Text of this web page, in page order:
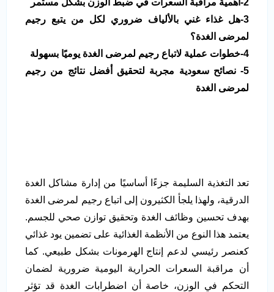
3-هل غذاء غني بالألياف ضروري لكل من يتبع رجيم
لمرضى الغدة؟
4-خطوات عملية لاتباع رجيم لمرضى الغدة يوميًا بسهولة
5- نصائح سعودية مجربة لتحقيق أفضل نتائج من رجيم
لمرضى الغدة
تعد التغذية السليمة جزءًا أساسيًا من إدارة مشاكل الغدة
الدرقية، ولهذا يلجأ الكثيرون إلى اتباع رجيم لمرضى الغدة
بهدف تحسين وظائف الغدة وتحقيق توازن صحي للجسم.
يعتمد هذا النوع من الأنظمة الغذائية على تضمين يود غذائي
كعنصر رئيسي لدعم إنتاج الهرمونات بشكل طبيعي. كما
أن مراقبة السعرات الحرارية اليومية ضرورية لضمان
التحكم في الوزن، خاصة أن اضطرابات الغدة قد تؤثر